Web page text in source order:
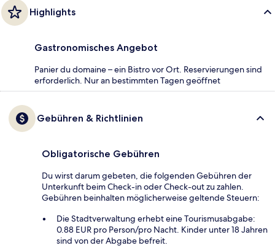
Highlights
Gastronomisches Angebot
Panier du domaine – ein Bistro vor Ort. Reservierungen sind
erforderlich. Nur an bestimmten Tagen geöffnet
Gebühren & Richtlinien
Obligatorische Gebühren
Du wirst darum gebeten, die folgenden Gebühren der
Unterkunft beim Check-in oder Check-out zu zahlen.
Gebühren beinhalten möglicherweise geltende Steuern:
Die Stadtverwaltung erhebt eine Tourismusabgabe:
0.88 EUR pro Person/pro Nacht. Kinder unter 18 Jahren
sind von der Abgabe befreit.